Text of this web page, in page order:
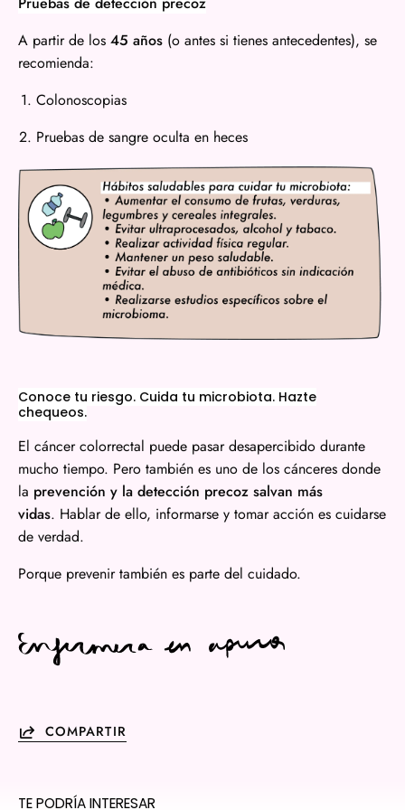
A partir de los 45 años (o antes si tienes antecedentes), se
recomienda:
Colonoscopias
Pruebas de sangre oculta en heces
Conoce tu riesgo. Cuida tu microbiota. Hazte
chequeos.
El cáncer colorrectal puede pasar desapercibido durante
mucho tiempo. Pero también es uno de los cánceres donde
la prevención y la detección precoz salvan más
vidas. Hablar de ello, informarse y tomar acción es cuidarse
de verdad.
Porque prevenir también es parte del cuidado.
COMPARTIR
TE PODRÍA INTERESAR